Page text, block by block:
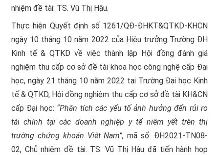
nhiệm đề tài: TS. Vũ Thị Hậu.
Thực hiện Quyết định số 1261/QĐ-ĐHKT&QTKD-KHCN
ngày 10 tháng 10 năm 2022 của Hiệu trưởng Trường ĐH
Kinh tế & QTKD về việc thành lập Hội đồng đánh giá
nghiệm thu cấp cơ sở đề tài khoa học công nghệ cấp Đại
học, ngày 21 tháng 10 năm 2022 tại Trường Đại học Kinh
tế & QTKD, Hội đồng nghiệm thu cấp cơ sở đề tài KH&CN
cấp Đại học: “Phân tích các yếu tố ảnh hưởng đến rủi ro
tài chính tại các doanh nghiệp y tế niêm yết trên thị
trường chứng khoán Việt Nam”,mã số: ĐH2021-TN08-
02, Chủ nhiệm đề tài: TS. Vũ Thị Hậu đã tiến hành họp